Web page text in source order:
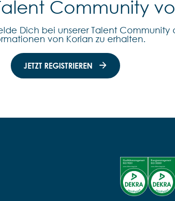
Community
Dich bei unserer Talent
von Korian zu erhalten.
JETZT REGISTRIEREN